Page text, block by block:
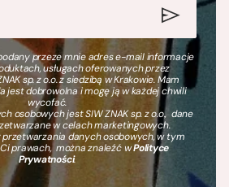
przeze mnie adres e-mail informacje
usługach oferowanych przez
sp. z o.o. z siedzibą w Krakowie. Mam
jest dobrowolna i mogę ją w każdej chwili
wycofać.
osobowych jest SIW ZNAK sp. z o.o., dane
w celach marketingowych.
przetwarzania danych osobowych, w tym
prawach, można znaleźć wPolityce
Prywatności.